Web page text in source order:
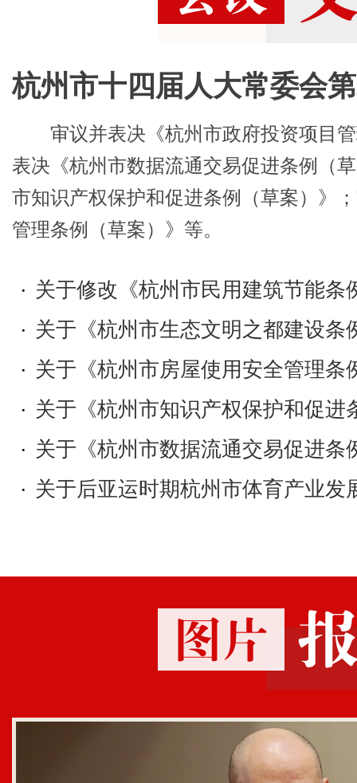
于科技进步“一法两条例”执法检查情况
10.市政府副市长罗杰代表市政府
入境管理法》贯彻实施情况的报告；
关于《中华人民共和国出境入境管理法
12.市法院院长陈志君关于“三庭一院
13.市财政局局长陈震山受市政府
14.市政府副市长宦金元代表市政
环境创新试点建设情况的报告；
16.市政府副市长宦金元代表市政
走实以及乡村振兴“二十三条”政策贯彻
17.市政府副市长丁狄刚代表市政
名城保护规划（2021—2035年）》的议
18.市政府秘书长高国飞代表市政
议代表建议、批评和意见办理情况的报
审议并表决《杭州市政府投资项目
表决《杭州市数据流通交易促进条例（
市知识产权保护和促进条例（草案）》
管理条例（草案）》等。
· 关于修改《杭州市民用建筑节能条例
· 关于《杭州市生态文明之都建设条
· 关于《杭州市房屋使用安全管理条例
· 关于《杭州市知识产权保护和促进条例
· 关于《杭州市数据流通交易促进条例
· 关于后亚运时期杭州市体育产业发展